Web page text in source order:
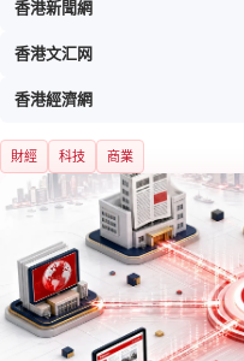
香港新聞網
香港文汇网
香港經濟網
財經 科技 商業